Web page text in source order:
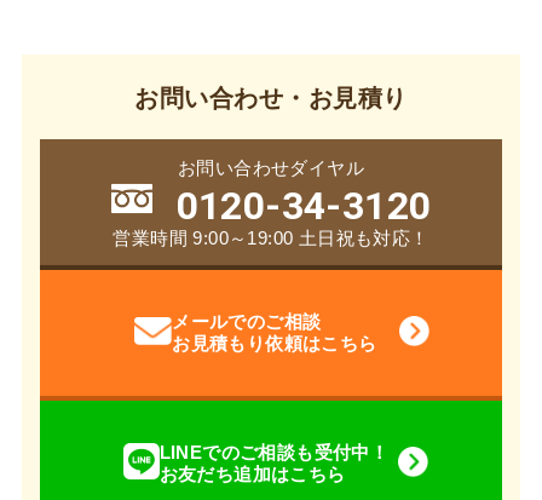
お問い合わせ・お見積り
お問い合わせダイヤル
0120-34-3120
営業時間 9:00～19:00 土日祝も対応！
メールでのご相談
お見積もり依頼はこちら
LINEでのご相談も受付中！
お友だち追加はこちら